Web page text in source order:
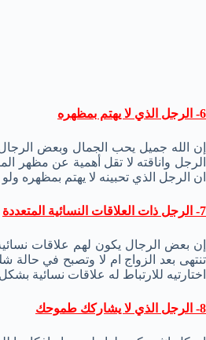
6- الرجل الذي لا يهتم بمظهره
إن الله جميل يحب الجمال وبعض
الرجل واناقته لا تقل أهمية عن مظهر
ان الرجل الذي تحبينه لا يهتم بمظهره
7- الرجل ذات العلاقات النسائية المتعددة
إن بعض الرجال يكون لهم علاقات
تنتهى بعد الزواج ام لا وتصبح في
اختارتيه للارتباط له علاقات نسائية
8- الرجل الذي لا يشاركك طموحك